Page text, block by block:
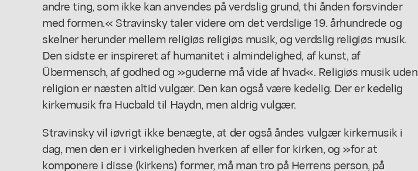
andre ting, som ikke kan anvendes på verdslig grund, thi ånden forsvinder
med formen.« Stravinsky taler videre om det verdslige 19. århundrede og
skelner herunder mellem religiøs religiøs musik, og verdslig religiøs musik.
Den sidste er inspireret af humanitet i almindelighed, af kunst, af
Übermensch, af godhed og »guderne må vide af hvad«. Religiøs musik uden
religion er næsten altid vulgær. Den kan også være kedelig. Der er kedelig
kirkemusik fra Hucbald til Haydn, men aldrig vulgær.
Stravinsky vil iøvrigt ikke benægte, at der også åndes vulgær kirkemusik i
dag, men den er i virkeligheden hverken af eller for kirken, og »for at
komponere i disse (kirkens) former, må man tro på Herrens person, på